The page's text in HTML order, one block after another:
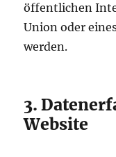
öffentlichen
Union oder
werden.
3.
Website